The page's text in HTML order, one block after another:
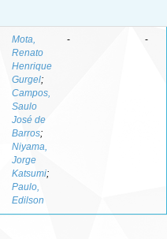
Mota,
Renato
Henrique
Gurgel;
Campos,
Saulo
José de
Barros;
Niyama,
Jorge
Katsumi;
Paulo,
Edilson
- -